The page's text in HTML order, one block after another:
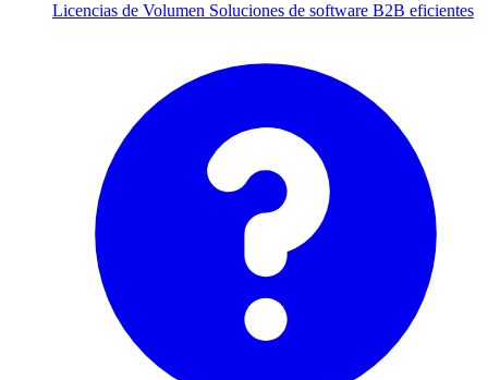
Licencias de Volumen Soluciones de software B2B eficientes